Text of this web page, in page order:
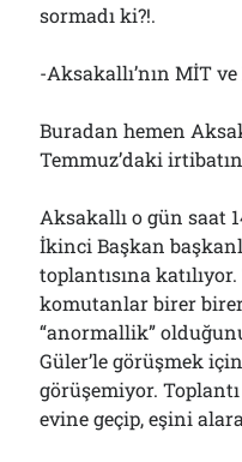
sormadı ki?!.
-Aksakallı’nın MİT
Buradan hemen
Temmuz’daki
Aksakallı o gün saat
İkinci Başkan
toplantısına
komutanlar birer birer
“anormallik”
Güler’le görüşmek
görüşemiyor. Toplantı
evine geçip, eşini